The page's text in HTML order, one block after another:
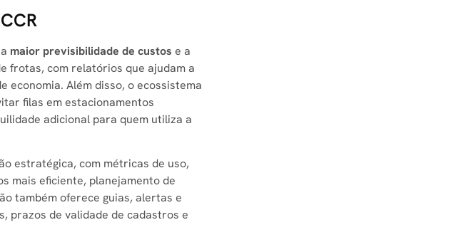
maior previsibilidade de custos e a
frotas, com relatórios que ajudam a
economia. Além disso, o ecossistema
filas em estacionamentos
adicional para quem utiliza a
estratégica, com métricas de uso,
mais eficiente, planejamento de
também oferece guias, alertas e
prazos de validade de cadastros e